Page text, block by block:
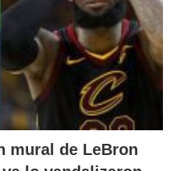
mural de LeBron